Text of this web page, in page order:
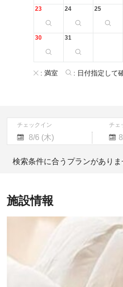
23 24 25
30 31
: 満室 : 日付指定して
チェックイン チェ
Navigate
forward
to
calendar
and
select
question
to
a
date.
Press
検索条件に合うプランがあり
施設情報